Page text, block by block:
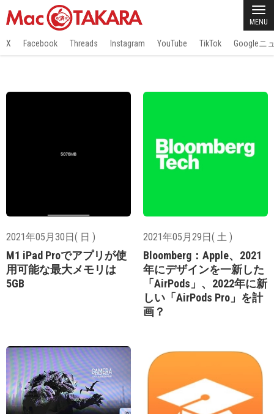
MENU
X Facebook Threads Instagram YouTube TikTok Googleニ
2021年05月30日( 日 )
M1 iPad Proでアプリが使
用可能な最大メモリは
5GB
2021年05月29日( 土 )
Bloomberg：Apple、2021
年にデザインを一新した
「AirPods」、2022年に新
しい「AirPods Pro」を計
画？